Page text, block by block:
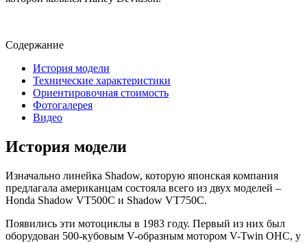
Содержание
История модели
Технические характеристики
Ориентировочная стоимость
Фотогалерея
Видео
История модели
Изначально линейка Shadow, которую японская компания
предлагала американцам состояла всего из двух моделей –
Honda Shadow VT500C и Shadow VT750C.
Появились эти мотоциклы в 1983 году. Первый из них был
оборудован 500-кубовым V-образным мотором V-Twin OHC, у